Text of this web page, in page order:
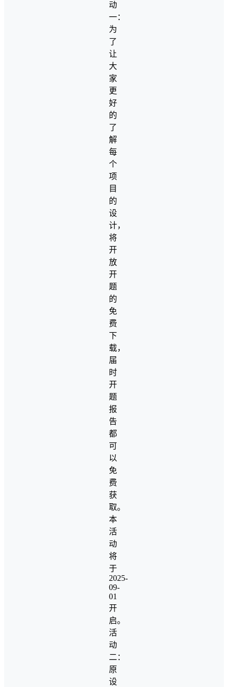
动
一：
为
了
让
大
家
更
好
的
了
解
每
个
项
目
的
设
计，
将
开
放
开
题
的
免
费
下
载，
届
时
开
题
报
告
都
可
以
免
费
获
取。
本
活
动
将
于
2025-
09-
01
开
启。
活
动
二：
原
设